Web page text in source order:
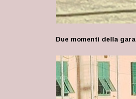
Due momenti della gara